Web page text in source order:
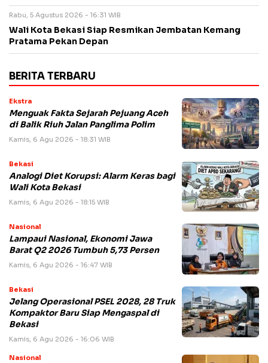
Rabu, 5 Agustus 2026 - 16:31 WIB
Wali Kota Bekasi Siap Resmikan Jembatan Kemang
Pratama Pekan Depan
BERITA TERBARU
Ekstra
Menguak Fakta Sejarah Pejuang Aceh
di Balik Riuh Jalan Panglima Polim
Kamis, 6 Agu 2026 - 18:31 WIB
Bekasi
Analogi Diet Korupsi: Alarm Keras bagi
Wali Kota Bekasi
Kamis, 6 Agu 2026 - 18:15 WIB
Nasional
Lampaui Nasional, Ekonomi Jawa
Barat Q2 2026 Tumbuh 5,73 Persen
Kamis, 6 Agu 2026 - 16:47 WIB
Bekasi
Jelang Operasional PSEL 2028, 28 Truk
Kompaktor Baru Siap Mengaspal di
Bekasi
Kamis, 6 Agu 2026 - 16:06 WIB
Nasional